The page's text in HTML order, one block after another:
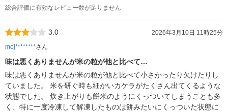
総合評価に有効なレビュー数が足りません
3.0
2026年3月10日 11時25分
moj********さん
味は悪くありませんが米の粒が他と比べて…
味は悪くありませんが米の粒が他と比べて小さかったり欠けたりし
ていました。 米を研ぐ時も細かいカケラがたくさん出てくるような
状態でした。 炊き上がりも餅米のようにくっついてしまうことも多
く、特に一度冷凍して解凍したものは餅みたいにくっついた状態に